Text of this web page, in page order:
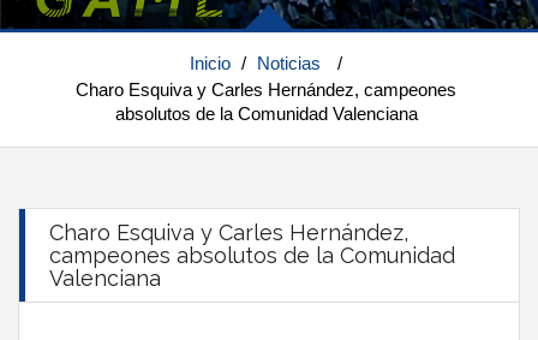
Inicio / Noticias
/
Charo Esquiva y Carles Hernández, campeones
absolutos de la Comunidad Valenciana
Charo Esquiva y Carles Hernández,
campeones absolutos de la Comunidad
Valenciana